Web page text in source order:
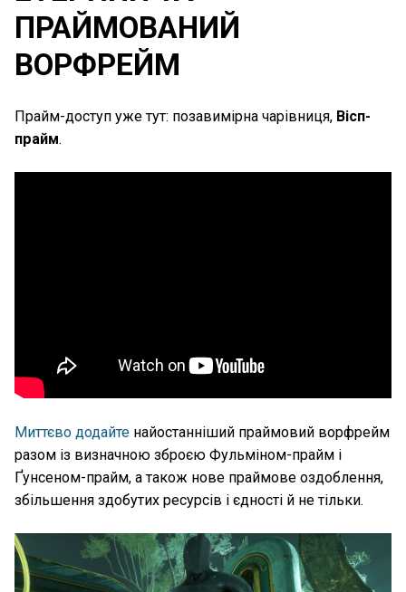
ПРАЙМОВАНИЙ
ВОРФРЕЙМ
Прайм-доступ уже тут: позавимірна чарівниця, Вісп-
прайм.
Миттєво додайте найостанніший праймовий ворфрейм
разом із визначною зброєю Фульміном-прайм і
Ґунсеном-прайм, а також нове праймове оздоблення,
збільшення здобутих ресурсів і єдності й не тільки.